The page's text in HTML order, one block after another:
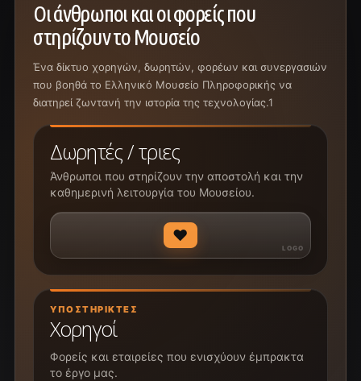
Οι άνθρωποι και οι φορείς που
στηρίζουν το Μουσείο
Ένα δίκτυο χορηγών, δωρητών, φορέων και συνεργασιών
που βοηθά το Ελληνικό Μουσείο Πληροφορικής να
διατηρεί ζωντανή την ιστορία της τεχνολογίας.1
Δωρητές / τριες
Άνθρωποι που στηρίζουν την αποστολή και την
καθημερινή λειτουργία του Μουσείου.
♥
ΥΠΟΣΤΗΡΙΚΤΈΣ
Χορηγοί
Φορείς και εταιρείες που ενισχύουν έμπρακτα
το έργο μας.